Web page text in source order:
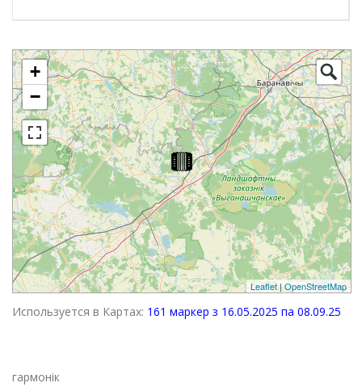
+
−
Leaflet | OpenStreetMap
Используется в Картах: 161 маркер з 16.05.2025 па 08.09.25
гармонік